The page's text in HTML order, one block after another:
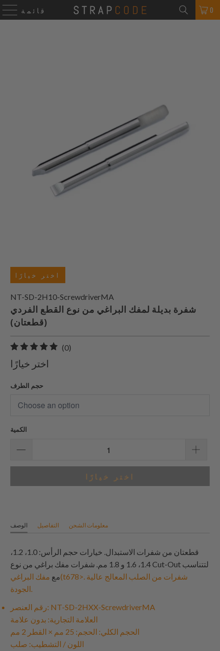
قائمة 0
اختر خيارًا
NT-SD-2H10-ScrewdriverMA
شفرة بديلة لمفك البراغي من نوع القطع الفردي
(قطعتان)
(0)
اختر خيارًا
حجم الطرف
الكمية
اختر خيارًا
الوصف التفاصيل معلومات الشحن
قطعتان من شفرات الاستبدال. خيارات حجم الرأس: 1.0، 1.2،
1.4، 1.6 و 1.8 مم. شفرات مفك براغي من نوع Cut-Out لتتناسب
مع مفك البراغي(t678>. شفرات من الصلب المعالج عالية
الجودة.
رقم العنصر: NT-SD-2HXX-ScrewdriverMA
العلامة التجارية: بدون علامة
الحجم الكلي: الحجم: 25 مم × القطر 2 مم
اللون / التشطيب: صلب